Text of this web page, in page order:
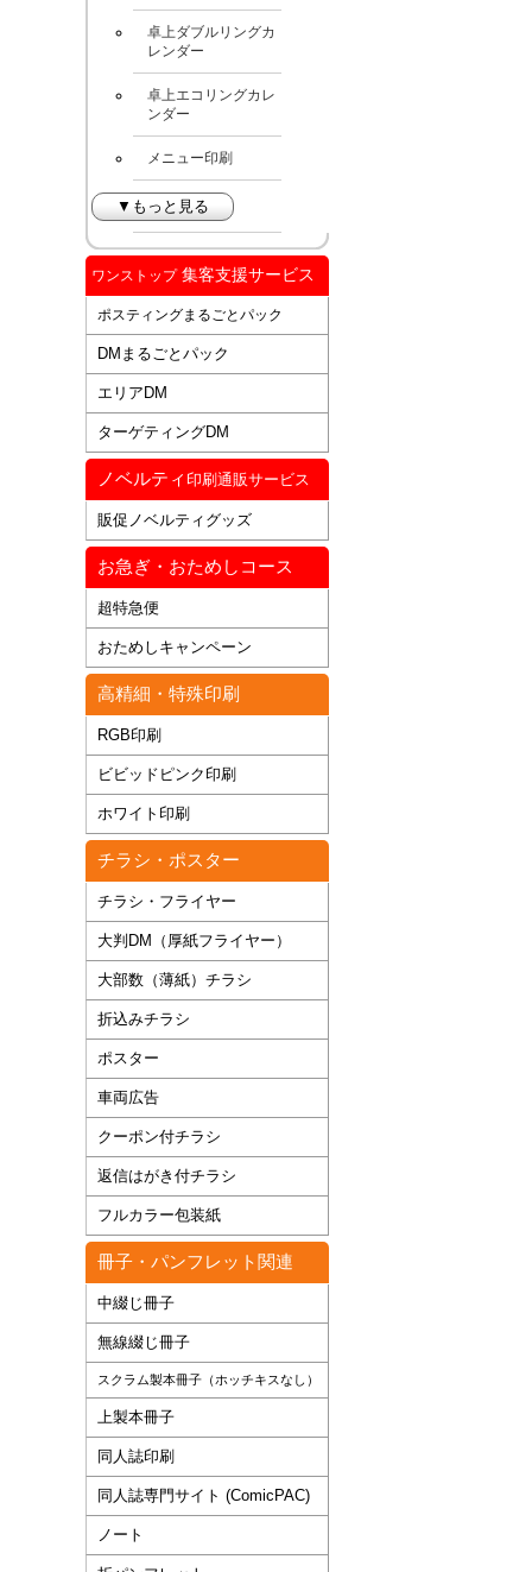
卓上ダブルリングカ
レンダー
卓上エコリングカレ
ンダー
メニュー印刷
▼もっと見る
ワンストップ集客支援サービス
ポスティングまるごとパック
DMまるごとパック
エリアDM
ターゲティングDM
ノベルティ 印刷通販サービス
販促ノベルティグッズ
お急ぎ・おためしコース
超特急便
おためしキャンペーン
高精細・特殊印刷
RGB印刷
ビビッドピンク印刷
ホワイト印刷
チラシ・ポスター
チラシ・フライヤー
大判DM（厚紙フライヤー）
大部数（薄紙）チラシ
折込みチラシ
ポスター
車両広告
クーポン付チラシ
返信はがき付チラシ
フルカラー包装紙
冊子・パンフレット関連
中綴じ冊子
無線綴じ冊子
スクラム製本冊子（ホッチキスなし）
上製本冊子
同人誌印刷
同人誌専門サイト (ComicPAC)
ノート